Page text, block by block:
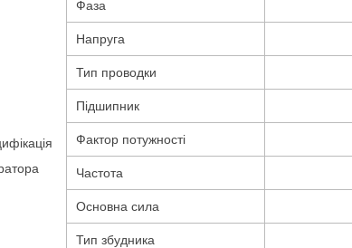
Фаза
Напруга
Тип проводки
Підшипник
Фактор потужності
Частота
Основна сила
Тип збудника